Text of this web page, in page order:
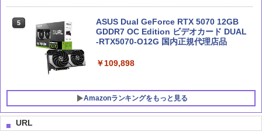
Claude 最強のAI自動化術 (AI仕事術シリ
ーズ)
￥2,640
実践Claude Code入門―現場で活用する
ためのAIコーディングの思考法
￥3,300
5
ASUS Dual GeForce RTX 5070 12GB
GDDR7 OC Edition ビデオカード DUAL
-RTX5070-O12G 国内正規代理店品
￥109,898
Amazonランキングをもっと見る
URL